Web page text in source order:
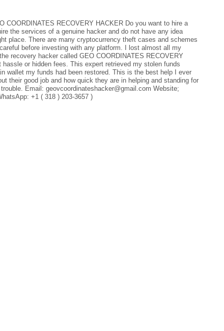
COORDINATES RECOVERY HACKER Do you want to hire a
the services of a genuine hacker and do not have any idea
place. There are many cryptocurrency theft cases and schemes
before investing with any platform. I lost almost all my
recovery hacker called GEO COORDINATES RECOVERY
or hidden fees. This expert retrieved my stolen funds
wallet my funds had been restored. This is the best help I ever
their good job and how quick they are in helping and standing for
Email: geovcoordinateshacker@gmail.com Website;
+1 ( 318 ) 203-3657 )